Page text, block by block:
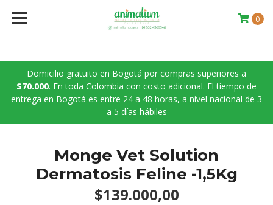
Domicilio gratuito en Bogotá por compras superiores a
$70.000. En toda Colombia con costo adicional. El tiempo de
entrega en Bogotá es entre 24 a 48 horas, a nivel nacional de 3
a 5 días hábiles
0
Monge Vet Solution
Dermatosis Feline -1,5Kg
$139.000,00